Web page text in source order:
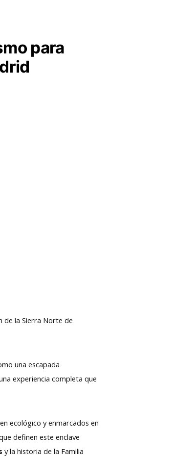
para
de la Sierra Norte de
una escapada
experiencia completa que
ecológico y enmarcados en
definen este enclave
y la historia de la Familia